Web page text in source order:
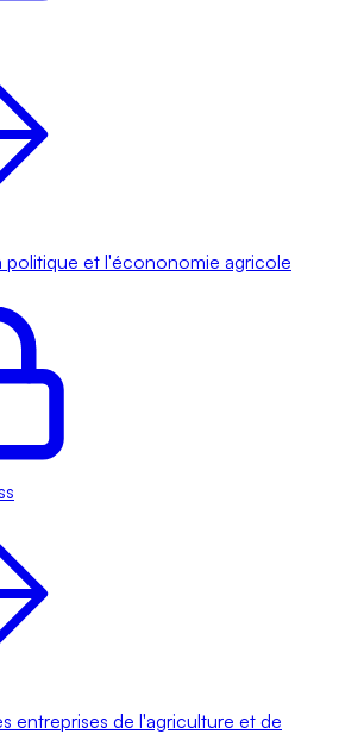
politique et l'écononomie agricole
entreprises de l'agriculture et de